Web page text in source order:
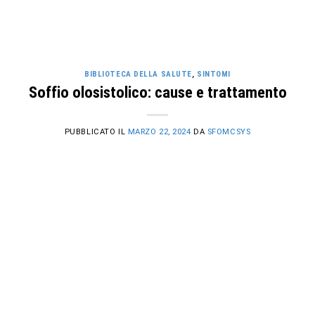
BIBLIOTECA DELLA SALUTE, SINTOMI
Soffio olosistolico: cause e trattamento
PUBBLICATO IL MARZO 22, 2024 DA SFOMCSYS